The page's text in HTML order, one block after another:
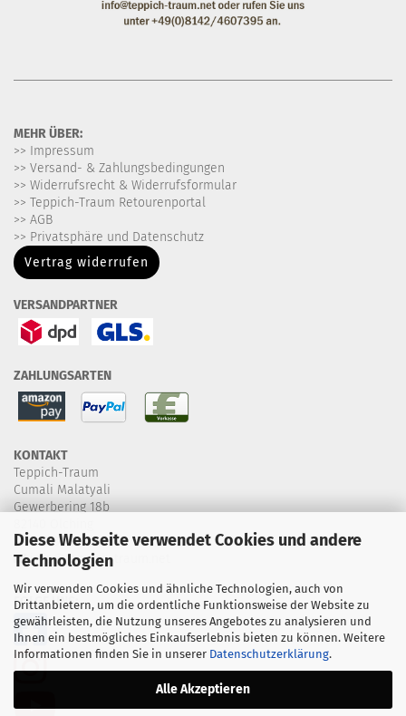
Diese Webseite verwendet Cookies und andere
Technologien
Wir verwenden Cookies und ähnliche Technologien, auch von
Drittanbietern, um die ordentliche Funktionsweise der Website zu
gewährleisten, die Nutzung unseres Angebotes zu analysieren und
Ihnen ein bestmögliches Einkaufserlebnis bieten zu können. Weitere
Informationen finden Sie in unserer Datenschutzerklärung.
Alle Akzeptieren
MEHR ÜBER:
>> Impressum
>> Versand- & Zahlungsbedingungen
>> Widerrufsrecht & Widerrufsformular
>> Teppich-Traum Retourenportal
>> AGB
>> Privatsphäre und Datenschutz
Vertrag widerrufen
VERSANDPARTNER
ZAHLUNGSARTEN
KONTAKT
Teppich-Traum
Cumali Malatyali
Gewerbering 18b
+49 8142 4607395
info@teppich-traum.net
FOLGE UNS: